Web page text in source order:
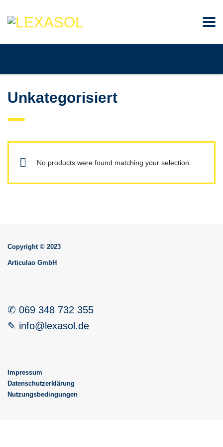
Unkategorisiert
No products were found matching your selection.
Copyright © 2023
Articulao GmbH
✆ 069 348 732 355
✎ info@lexasol.de
Impressum
Datenschutzerklärung
Nutzungsbedingungen